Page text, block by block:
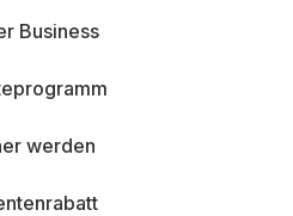
Business
werden